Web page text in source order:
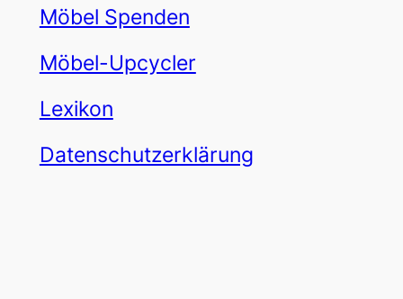
Möbel Spenden
Möbel-Upcycler
Lexikon
Datenschutzerklärung